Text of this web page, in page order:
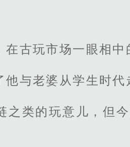
古玩市场一眼相中
与老婆从学生时代
之类的玩意儿，但